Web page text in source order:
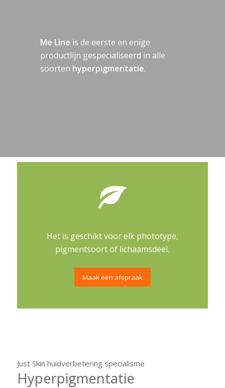
Me Line is de eerste en enige
productlijn gespecialiseerd in alle
soorten hyperpigmentatie.
Het is geschikt voor elk phototype,
pigmentsoort of lichaamsdeel.
Maak een afspraak
Just Skin huidverbetering specialisme
Hyperpigmentatie